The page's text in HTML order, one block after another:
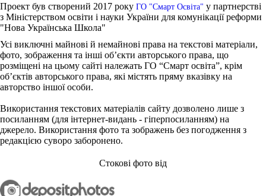
Проект був створений 2017 року ГО "Смарт Освіта" у партнерстві
з Міністерством освіти і науки України для комунікації реформи
"Нова Українська Школа"
Усі виключні майнові й немайнові права на текстові матеріали,
фото, зображення та інші об’єкти авторського права, що
розміщені на цьому сайті належать ГО “Смарт освіта”, крім
об’єктів авторського права, які містять пряму вказівку на
авторство іншої особи.
Використання текстових матеріалів сайту дозволено лише з
посиланням (для інтернет-видань - гіперпосиланням) на
джерело. Використання фото та зображень без погодження з
редакцією суворо заборонено.
Стокові фото від